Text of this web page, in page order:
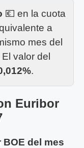
💶 en la cuota
a
mes del
valor del
.
Euribor
BOE del mes